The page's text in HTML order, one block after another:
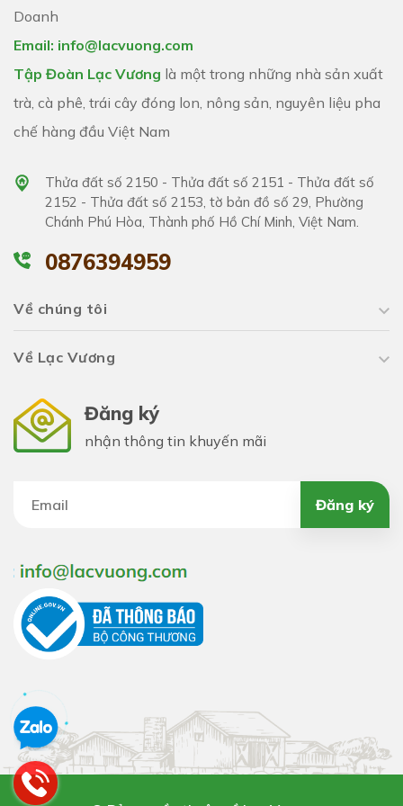
Doanh
Email: info@lacvuong.com
Tập Đoàn Lạc Vương là một trong những nhà sản xuất
trà, cà phê, trái cây đóng lon, nông sản, nguyên liệu pha
chế hàng đầu Việt Nam
Thửa đất số 2150 - Thửa đất số 2151 - Thửa đất số
2152 - Thửa đất số 2153, tờ bản đồ số 29, Phường
Chánh Phú Hòa, Thành phố Hồ Chí Minh, Việt Nam.
0876394959
Về chúng tôi
Về Lạc Vương
Đăng ký
nhận thông tin khuyến mãi
Đăng ký